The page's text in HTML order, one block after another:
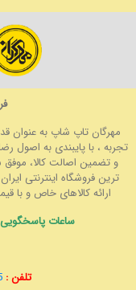
مهرگان تاپ شاپ به عنوان
و تضمین اصالت کالا، موفق
ترین فروشگاه اینترنتی
ارائه کالاهای خاص و با
ساعات پاسخگویی آنلاین
تلفن :